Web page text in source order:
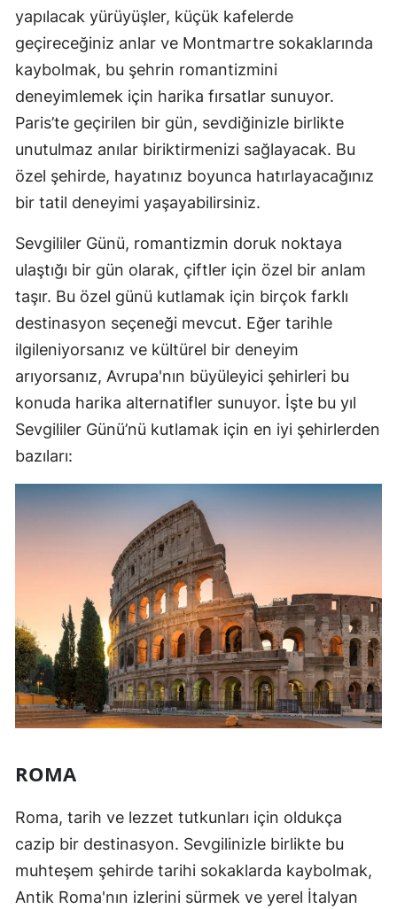
yapılacak yürüyüşler, küçük kafelerde
geçireceğiniz anlar ve Montmartre sokaklarında
kaybolmak, bu şehrin romantizmini
deneyimlemek için harika fırsatlar sunuyor.
Paris’te geçirilen bir gün, sevdiğinizle birlikte
unutulmaz anılar biriktirmenizi sağlayacak. Bu
özel şehirde, hayatınız boyunca hatırlayacağınız
bir tatil deneyimi yaşayabilirsiniz.
Sevgililer Günü, romantizmin doruk noktaya
ulaştığı bir gün olarak, çiftler için özel bir anlam
taşır. Bu özel günü kutlamak için birçok farklı
destinasyon seçeneği mevcut. Eğer tarihle
ilgileniyorsanız ve kültürel bir deneyim
arıyorsanız, Avrupa'nın büyüleyici şehirleri bu
konuda harika alternatifler sunuyor. İşte bu yıl
Sevgililer Günü’nü kutlamak için en iyi şehirlerden
bazıları:
ROMA
Roma, tarih ve lezzet tutkunları için oldukça
cazip bir destinasyon. Sevgilinizle birlikte bu
muhteşem şehirde tarihi sokaklarda kaybolmak,
Antik Roma'nın izlerini sürmek ve yerel İtalyan